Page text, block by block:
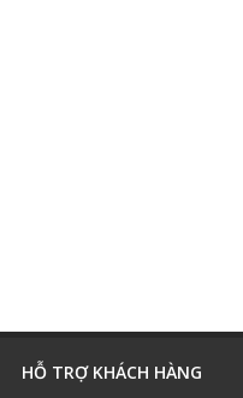
HỖ TRỢ KHÁCH HÀNG